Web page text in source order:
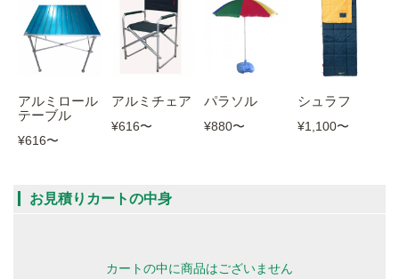
アルミロール
テーブル
¥616〜
アルミチェア
¥616〜
パラソル
¥880〜
シュラフ
¥1,100〜
お見積りカートの中身
カートの中に商品はございません